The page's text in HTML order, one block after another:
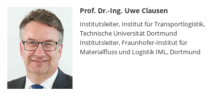
Prof. Dr.-Ing. Uwe Clausen
Institutsleiter, Institut für Transportlogistik,
Technische Universität Dortmund
Institutsleiter, Fraunhofer-Institut für
Materialfluss und Logistik IML, Dortmund